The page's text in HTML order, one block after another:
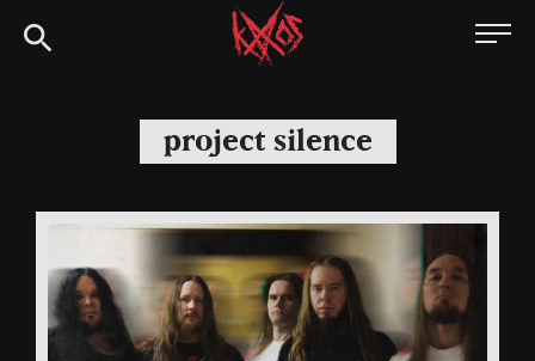
Siirry
suoraan
Kaaoszine
project silence